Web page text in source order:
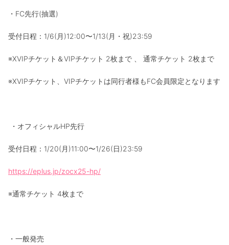
・FC先行(抽選)
受付日程：1/6(月)12:00〜1/13(月・祝)23:59
※XVIPチケット＆VIPチケット 2枚まで 、 通常チケット 2枚まで
※XVIPチケット、VIPチケットは同行者様もFC会員限定となります
・オフィシャルHP先行
受付日程：1/20(月)11:00〜1/26(日)23:59
https://eplus.jp/zocx25-hp/
※通常チケット 4枚まで
・一般発売